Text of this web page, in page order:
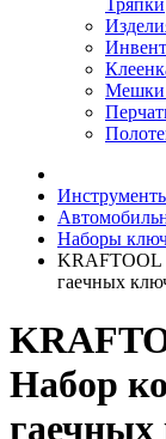
Тряпки
Мешки
Наборы
KRAFTOOL
гаечных
Набор
гаечных